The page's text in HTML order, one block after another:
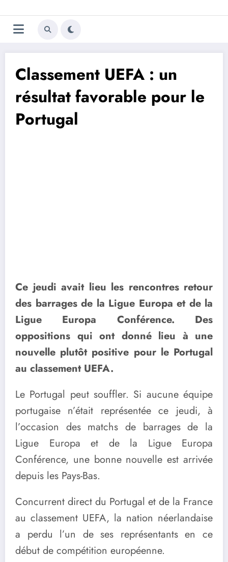
au
contenu
Trivela
L'actualité du football
Classement UEFA : un
résultat favorable pour le
Portugal
Ce jeudi avait lieu les rencontres retour
des barrages de la Ligue Europa et de la
Ligue Europa Conférence. Des
oppositions qui ont donné lieu à une
nouvelle plutôt positive pour le Portugal
au classement UEFA.
Le Portugal peut souffler. Si aucune équipe
portugaise n’était représentée ce jeudi, à
l’occasion des matchs de barrages de la
Ligue Europa et de la Ligue Europa
Conférence, une bonne nouvelle est arrivée
depuis les Pays-Bas.
Concurrent direct du Portugal et de la France
au classement UEFA, la nation néerlandaise
a perdu l’un de ses représentants en ce
début de compétition européenne.